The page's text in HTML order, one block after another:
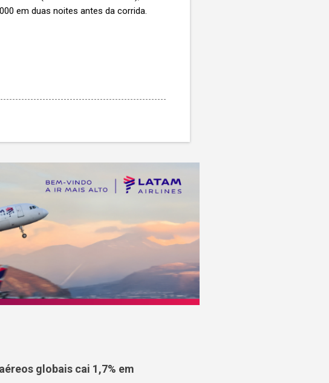
em duas noites antes da corrida.
globais cai 1,7% em